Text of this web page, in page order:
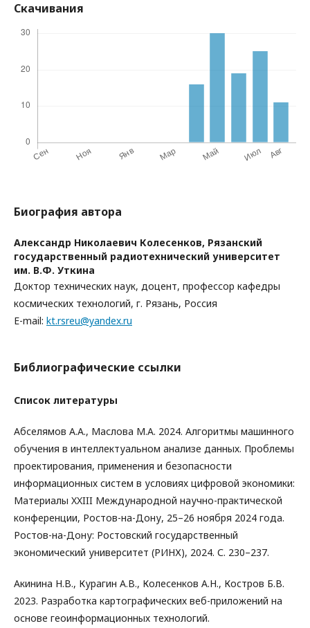
Скачивания
Биография автора
Александр Николаевич Колесенков, Рязанский
государственный радиотехнический университет
им. В.Ф. Уткина
Доктор технических наук, доцент, профессор кафедры
космических технологий, г. Рязань, Россия
E-mail: kt.rsreu@yandex.ru
Библиографические ссылки
Список литературы
Абселямов А.А., Маслова М.А. 2024. Алгоритмы машинного
обучения в интеллектуальном анализе данных. Проблемы
проектирования, применения и безопасности
информационных систем в условиях цифровой экономики:
Материалы XXIII Международной научно-практической
конференции, Ростов-на-Дону, 25–26 ноября 2024 года.
Ростов-на-Дону: Ростовский государственный
экономический университет (РИНХ), 2024. С. 230–237.
Акинина Н.В., Курагин А.В., Колесенков А.Н., Костров Б.В.
2023. Разработка картографических веб-приложений на
основе геоинформационных технологий.